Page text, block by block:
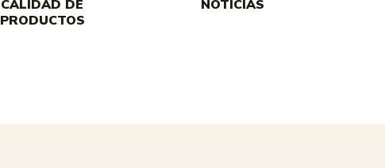
CALIDAD DE
PRODUCTOS
NOTICIAS